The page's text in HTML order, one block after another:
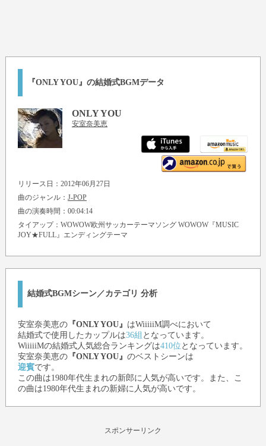
『ONLY YOU』の結婚式BGMデータ
ONLY YOU
安室奈美恵
リリース日：2012年06月27日
曲のジャンル： J-POP
曲の演奏時間：00:04:14
タイアップ：WOWOW欧州サッカーテーマソング WOWOW『MUSIC
JOY★FULL』エンディングテーマ
結婚式BGMシーン／カテゴリ 分析
安室奈美恵の『ONLY YOU』 はWiiiiiM調べにおいて
結婚式で使用したカップルは36組 となっています。
WiiiiiMの結婚式人気総合ランキングは410位 となっています。
安室奈美恵の『ONLY YOU』 のベストシーンは
迎賓です。
この曲は1980年代生まれの新郎に人気が高いです。また、こ
の曲は1980年代生まれの新婦に人気が高いです。
スポンサーリンク